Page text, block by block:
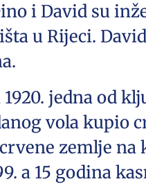
i David su
u Rijeci.
jedna od
vola kupio
zemlje
a 15 godina